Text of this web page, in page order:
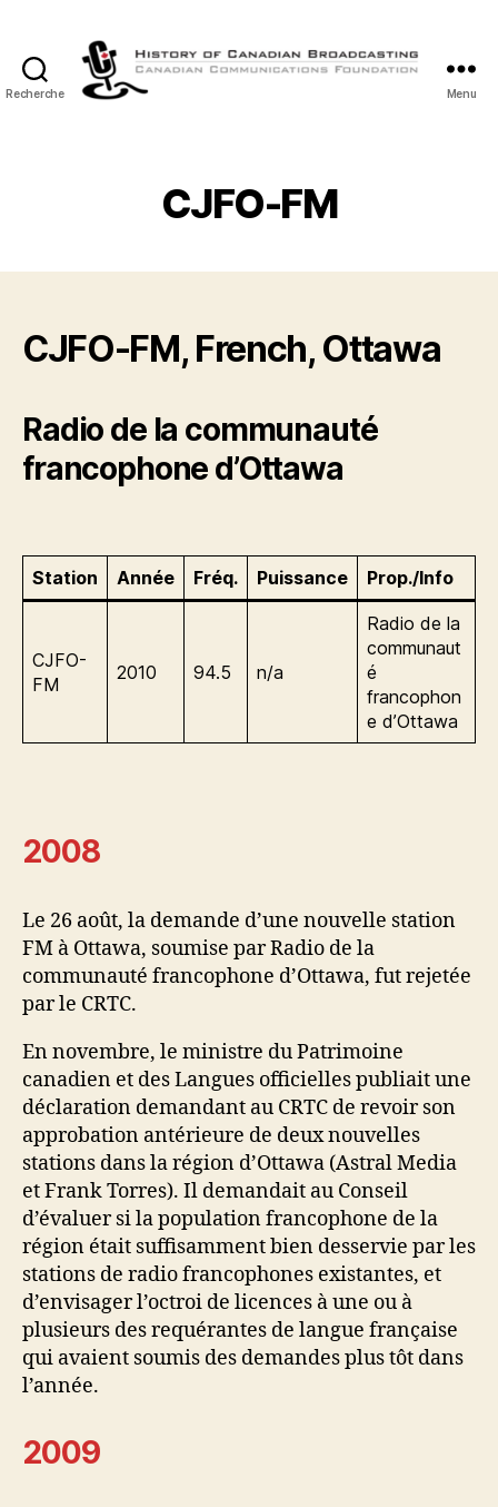
Recherche
Radiodiffusion
Canadienne
Menu
CJFO-FM
CJFO-FM, French, Ottawa
Radio de la communauté
francophone d’Ottawa
Station Année Fréq. Puissance Prop./Info
CJFO-
FM
2010 94.5 n/a
Radio de la
communaut
é
francophon
e d’Ottawa
2008
Le 26 août, la demande d’une nouvelle station
FM à Ottawa, soumise par Radio de la
communauté francophone d’Ottawa, fut rejetée
par le CRTC.
En novembre, le ministre du Patrimoine
canadien et des Langues officielles publiait une
déclaration demandant au CRTC de revoir son
approbation antérieure de deux nouvelles
stations dans la région d’Ottawa (Astral Media
et Frank Torres). Il demandait au Conseil
d’évaluer si la population francophone de la
région était suffisamment bien desservie par les
stations de radio francophones existantes, et
d’envisager l’octroi de licences à une ou à
plusieurs des requérantes de langue française
qui avaient soumis des demandes plus tôt dans
l’année.
2009